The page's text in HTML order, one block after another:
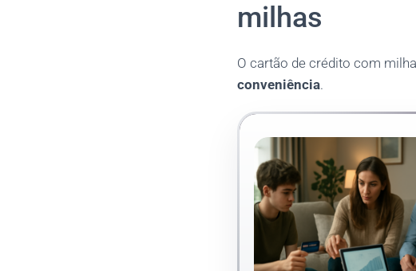
milhas
O cartão de crédito com
conveniência.